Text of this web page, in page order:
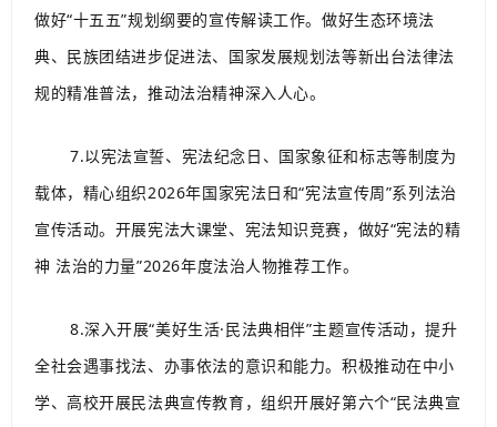
做好“十五五”规划纲要的宣传解读工作。做好生态环境法
典、民族团结进步促进法、国家发展规划法等新出台法律法
规的精准普法，推动法治精神深入人心。
7.以宪法宣誓、宪法纪念日、国家象征和标志等制度为
载体，精心组织2026年国家宪法日和“宪法宣传周”系列法治
宣传活动。开展宪法大课堂、宪法知识竞赛，做好“宪法的精
神 法治的力量”2026年度法治人物推荐工作。
8.深入开展“美好生活·民法典相伴”主题宣传活动，提升
全社会遇事找法、办事依法的意识和能力。积极推动在中小
学、高校开展民法典宣传教育，组织开展好第六个“民法典宣